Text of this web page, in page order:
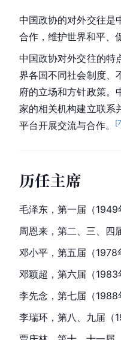
中国政协的对外交往是
合作，维护世界和平、
中国政协对外交往的特
界各国不同社会制度、
府的立场和方针政策。
家的相关机构建立联系
平台开展交流与合作。
[
历任主席
毛泽东，第一届（
周恩来，第二、三、四
邓小平，第五届（
邓颖超，第六届（
李先念，第七届（
李瑞环，第八、九届（